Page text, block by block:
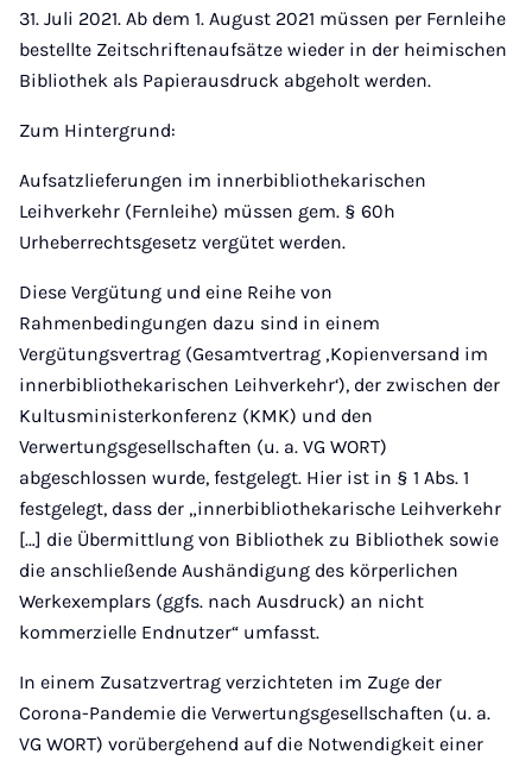
31. Juli 2021. Ab dem 1. August 2021 müssen per Fernleihe
bestellte Zeitschriftenaufsätze wieder in der heimischen
Bibliothek als Papierausdruck abgeholt werden.
Zum Hintergrund:
Aufsatzlieferungen im innerbibliothekarischen
Leihverkehr (Fernleihe) müssen gem. § 60h
Urheberrechtsgesetz vergütet werden.
Diese Vergütung und eine Reihe von
Rahmenbedingungen dazu sind in einem
Vergütungsvertrag (Gesamtvertrag ‚Kopienversand im
innerbibliothekarischen Leihverkehr‘), der zwischen der
Kultusministerkonferenz (KMK) und den
Verwertungsgesellschaften (u. a. VG WORT)
abgeschlossen wurde, festgelegt. Hier ist in § 1 Abs. 1
festgelegt, dass der „innerbibliothekarische Leihverkehr
[…] die Übermittlung von Bibliothek zu Bibliothek sowie
die anschließende Aushändigung des körperlichen
Werkexemplars (ggfs. nach Ausdruck) an nicht
kommerzielle Endnutzer“ umfasst.
In einem Zusatzvertrag verzichteten im Zuge der
Corona-Pandemie die Verwertungsgesellschaften (u. a.
VG WORT) vorübergehend auf die Notwendigkeit einer